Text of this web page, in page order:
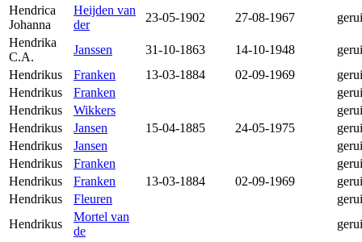
Hendrica
Johanna
Heijden van
der
23-05-1902 27-08-1967
Hendrika
C.A.
Janssen 31-10-1863 14-10-1948
Hendrikus
Franken 13-03-1884 02-09-1969
Hendrikus
Franken
Hendrikus
Wikkers
Hendrikus
Jansen 15-04-1885 24-05-1975
Hendrikus
Jansen
Hendrikus
Franken
Hendrikus
Franken 13-03-1884 02-09-1969
Hendrikus
Fleuren
Hendrikus
Mortel van
de